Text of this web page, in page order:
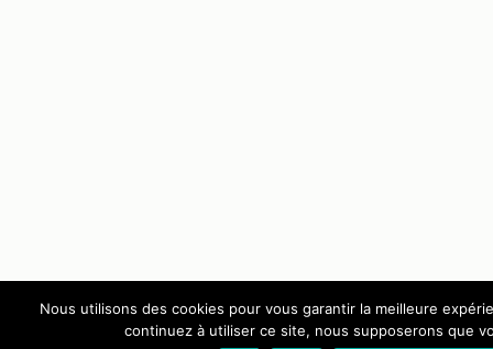
Nous utilisons des cookies pour vous garantir la meilleure
continuez à utiliser ce site, nous supposerons que